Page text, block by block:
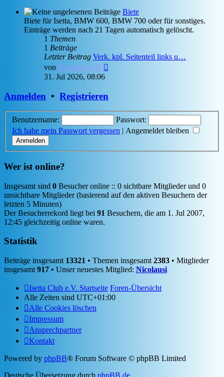
Biete
Biete für Isetta, BMW 600, BMW 700 oder für sonstiges.
Einträge werden nach 21 Tagen automatisch gelöscht.
1 Themen
1 Beiträge
Letzter Beitrag Verk. kpl. Seitenteil links u…
von Pluennenwilli
31. Jul 2026, 08:06
Anmelden • Registrieren
Benutzername:
Passwort:
Ich habe mein Passwort vergessen | Angemeldet bleiben
Wer ist online?
Insgesamt sind 0 Besucher online :: 0 sichtbare Mitglieder und 0
unsichtbare Mitglieder (basierend auf den aktiven Besuchern der
letzten 5 Minuten)
Der Besucherrekord liegt bei 91 Besuchern, die am 1. Jul 2007,
12:45 gleichzeitig online waren.
Statistik
Beiträge insgesamt 13321 • Themen insgesamt 2383 • Mitglieder
insgesamt 917 • Unser neuestes Mitglied: Nicolausi
Isetta Club e.V. Startseite Foren-Übersicht
Alle Zeiten sind UTC+01:00
Alle Cookies löschen
Impressum
Ansprechpartner
Kontakt
Powered by phpBB® Forum Software © phpBB Limited
Deutsche Übersetzung durch phpBB.de